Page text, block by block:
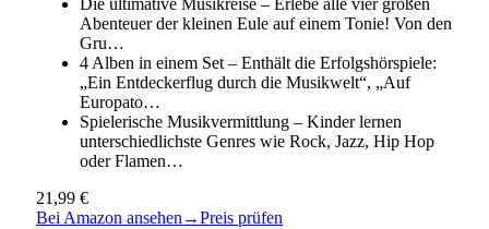
Die ultimative Musikreise – Erlebe alle vier großen
Abenteuer der kleinen Eule auf einem Tonie! Von den
Gru…
4 Alben in einem Set – Enthält die Erfolgshörspiele:
„Ein Entdeckerflug durch die Musikwelt“, „Auf
Europato…
Spielerische Musikvermittlung – Kinder lernen
unterschiedlichste Genres wie Rock, Jazz, Hip Hop
oder Flamen…
21,99 €
Bei Amazon ansehen →Preis prüfen